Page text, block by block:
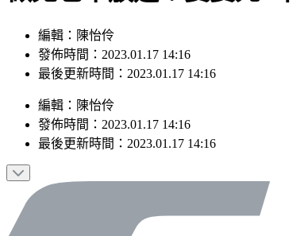
編輯：陳怡伶
發佈時間：2023.01.17 14:16
最後更新時間：2023.01.17 14:16
編輯 ： 陳怡伶
發佈時間： 2023.01.17 14:16
最後更新時間： 2023.01.17 14:16